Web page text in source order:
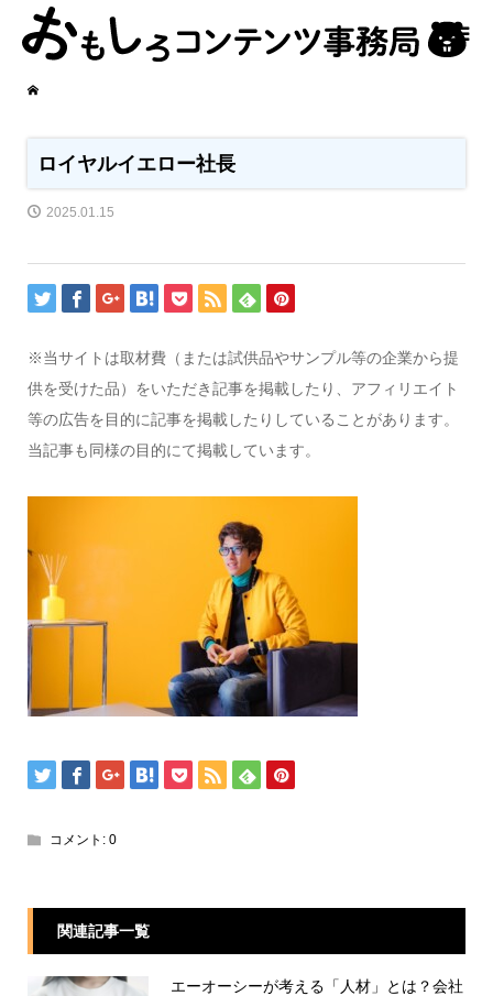
ロイヤルイエロー社長
2025.01.15
※当サイトは取材費（または試供品やサンプル等の企業から提
供を受けた品）をいただき記事を掲載したり、アフィリエイト
等の広告を目的に記事を掲載したりしていることがあります。
当記事も同様の目的にて掲載しています。
コメント: 0
関連記事一覧
エーオーシーが考える「人材」とは？会社